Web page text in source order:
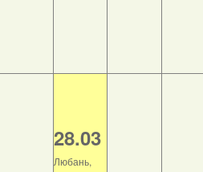
28.03
Любань,